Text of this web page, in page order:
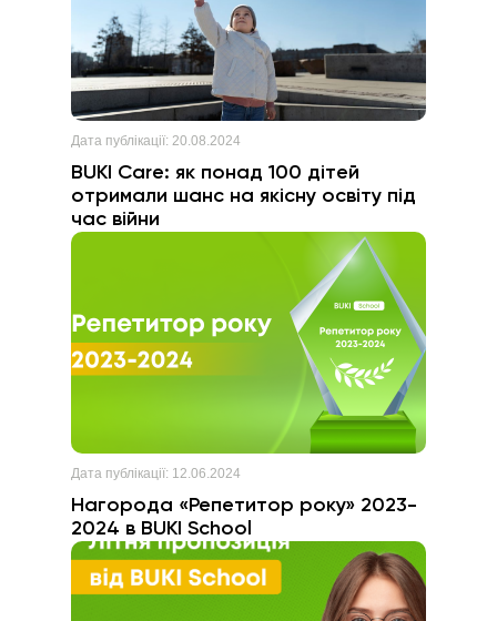
Дата публікації: 20.08.2024
BUKI Care: як понад 100 дітей
отримали шанс на якісну освіту під
час війни
Дата публікації: 12.06.2024
Нагорода «Репетитор року» 2023-
2024 в BUKI School